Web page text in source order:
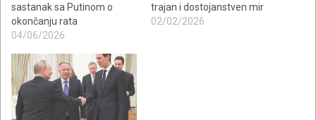
sastanak sa Putinom o
okončanju rata
04/06/2026
trajan i dostojanstven mir
02/02/2026